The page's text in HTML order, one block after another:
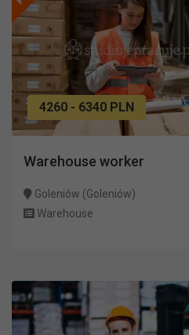
4260 - 6340 PLN
Warehouse worker
Goleniów (Goleniów)
Warehouse